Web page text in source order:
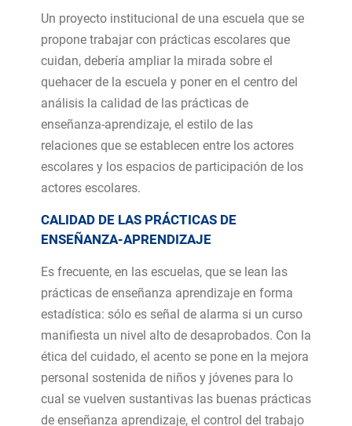
Un proyecto institucional de una escuela que se
propone trabajar con prácticas escolares que
cuidan, debería ampliar la mirada sobre el
quehacer de la escuela y poner en el centro del
análisis la calidad de las prácticas de
enseñanza-aprendizaje, el estilo de las
relaciones que se establecen entre los actores
escolares y los espacios de participación de los
actores escolares.
CALIDAD DE LAS PRÁCTICAS DE
ENSEÑANZA-APRENDIZAJE
Es frecuente, en las escuelas, que se lean las
prácticas de enseñanza aprendizaje en forma
estadística: sólo es señal de alarma si un curso
manifiesta un nivel alto de desaprobados. Con la
ética del cuidado, el acento se pone en la mejora
personal sostenida de niños y jóvenes para lo
cual se vuelven sustantivas las buenas prácticas
de enseñanza aprendizaje, el control del trabajo